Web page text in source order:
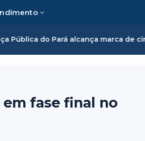
do Pará alcança marca de cinco mil
fase final no